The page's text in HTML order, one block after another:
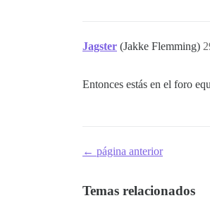
Jagster (Jakke Flemming)
Entonces estás en el foro
← página anterior
Temas relacionados